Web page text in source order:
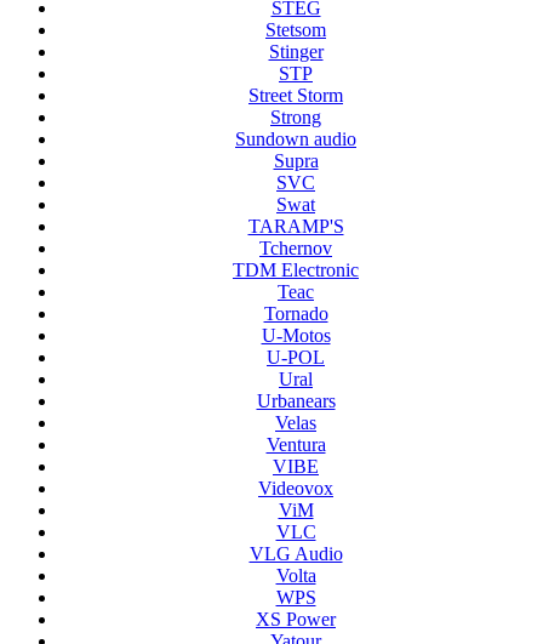
STEG
Stetsom
Stinger
STP
Street Storm
Strong
Sundown audio
Supra
SVC
Swat
TARAMP'S
Tchernov
TDM Electronic
Teac
Tornado
U-Motos
U-POL
Ural
Urbanears
Velas
Ventura
VIBE
Videovox
ViM
VLC
VLG Audio
Volta
WPS
XS Power